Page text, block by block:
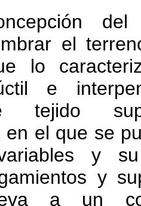
del
el
lo
e
tejido
en el que se
y
y
a un